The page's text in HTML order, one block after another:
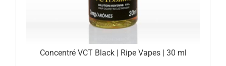
Concentré VCT Black | Ripe Vapes | 30 ml